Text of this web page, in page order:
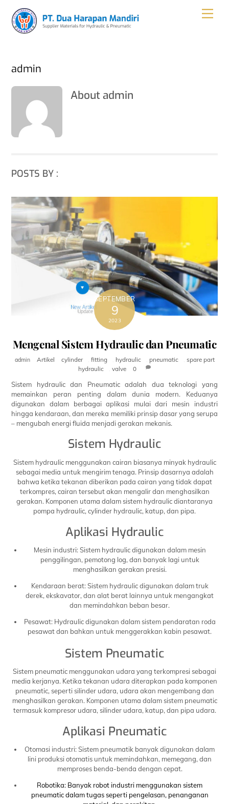
content
admin
About admin
POSTS BY :
SEPTEMBER
9
2023
Mengenal Sistem Hydraulic dan Pneumatic
admin Artikel cylinder fitting hydraulic pneumatic
spare part
hydraulic
,valve 0
Sistem hydraulic dan Pneumatic adalah dua teknologi yang
memainkan peran penting dalam dunia modern. Keduanya
digunakan dalam berbagai aplikasi mulai dari mesin industri
hingga kendaraan, dan mereka memiliki prinsip dasar yang serupa
– mengubah energi fluida menjadi gerakan mekanis.
Sistem Hydraulic
Sistem hydraulic menggunakan cairan biasanya minyak hydraulic
sebagai media untuk mengirim tenaga. Prinsip dasarnya adalah
bahwa ketika tekanan diberikan pada cairan yang tidak dapat
terkompres, cairan tersebut akan mengalir dan menghasilkan
gerakan. Komponen utama dalam sistem hydraulic diantaranya
pompa hydraulic, cylinder hydraulic, katup, dan pipa.
Aplikasi Hydraulic
Mesin industri: Sistem hydraulic digunakan dalam mesin
penggilingan, pemotong log, dan banyak lagi untuk
menghasilkan gerakan presisi.
Kendaraan berat: Sistem hydraulic digunakan dalam truk
derek, ekskavator, dan alat berat lainnya untuk mengangkat
dan memindahkan beban besar.
Pesawat: Hydraulic digunakan dalam sistem pendaratan roda
pesawat dan bahkan untuk menggerakkan kabin pesawat.
Sistem Pneumatic
Sistem pneumatic menggunakan udara yang terkompresi sebagai
media kerjanya. Ketika tekanan udara diterapkan pada komponen
pneumatic, seperti silinder udara, udara akan mengembang dan
menghasilkan gerakan. Komponen utama dalam sistem pneumatic
termasuk kompresor udara, silinder udara, katup, dan pipa udara.
Aplikasi Pneumatic
Otomasi industri: Sistem pneumatik banyak digunakan dalam
lini produksi otomatis untuk memindahkan, memegang, dan
memproses benda-benda dengan cepat.
Robotika: Banyak robot industri menggunakan sistem
pneumatic dalam tugas seperti pengelasan, penanganan